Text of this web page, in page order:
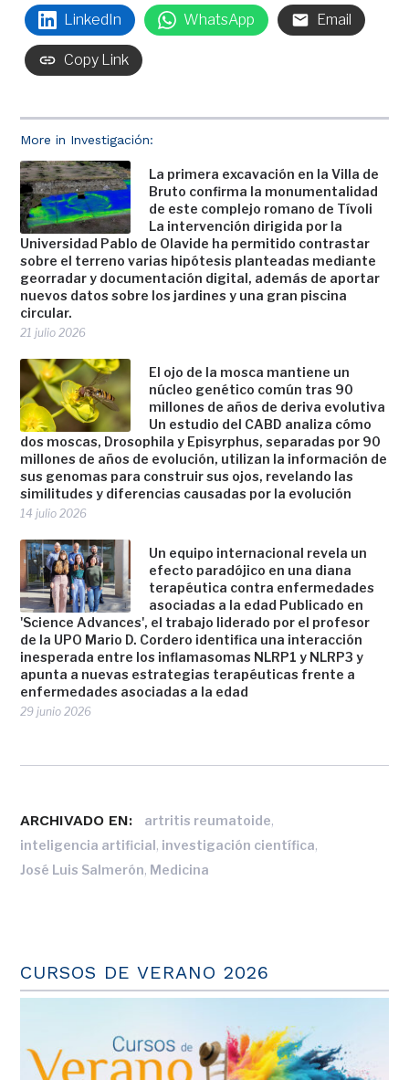
More in Investigación:
La primera excavación en la Villa de
Bruto confirma la monumentalidad
de este complejo romano de Tívoli
La intervención dirigida por la
Universidad Pablo de Olavide ha permitido contrastar
sobre el terreno varias hipótesis planteadas mediante
georradar y documentación digital, además de aportar
nuevos datos sobre los jardines y una gran piscina
circular.
21 julio 2026
El ojo de la mosca mantiene un
núcleo genético común tras 90
millones de años de deriva evolutiva
Un estudio del CABD analiza cómo
dos moscas, Drosophila y Episyrphus, separadas por 90
millones de años de evolución, utilizan la información de
sus genomas para construir sus ojos, revelando las
similitudes y diferencias causadas por la evolución
14 julio 2026
Un equipo internacional revela un
efecto paradójico en una diana
terapéutica contra enfermedades
asociadas a la edad Publicado en
'Science Advances', el trabajo liderado por el profesor
de la UPO Mario D. Cordero identifica una interacción
inesperada entre los inflamasomas NLRP1 y NLRP3 y
apunta a nuevas estrategias terapéuticas frente a
enfermedades asociadas a la edad
29 junio 2026
LinkedIn WhatsApp Email
Copy Link
ARCHIVADO EN: artritis reumatoide,
inteligencia artificial, investigación científica,
José Luis Salmerón, Medicina
CURSOS DE VERANO 2026